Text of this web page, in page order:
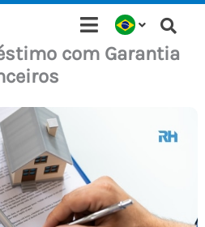
com Garantia